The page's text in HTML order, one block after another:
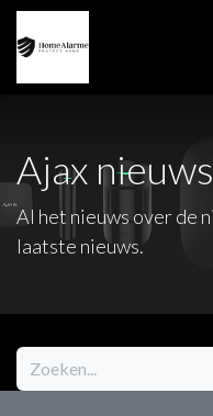
Overslaan naar inhoud
Ajax nieuws
Al het nieuws over de
laatste nieuws.